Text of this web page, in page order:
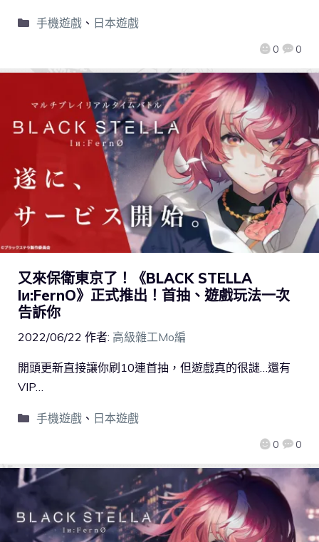
0 0
手機遊戲、 日本遊戲
又來保衛東京了！《BLACK STELLA
Iи:FernO》正式推出！首抽、遊戲玩法一次
告訴你
2022/06/22 作者: 高級雜工Mo編
0 0
開頭更新直接讓你刷10連首抽，但遊戲真的很謎…還有
VIP…
手機遊戲、 日本遊戲